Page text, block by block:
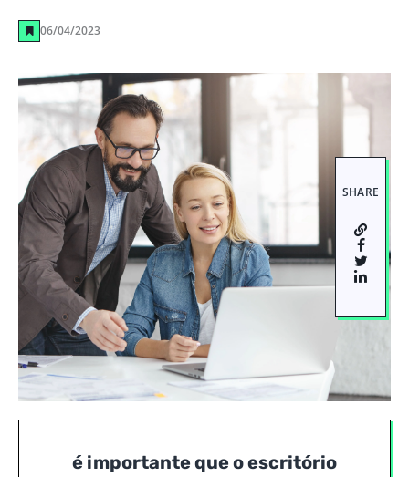
06/04/2023
SHARE
é importante que o escritório